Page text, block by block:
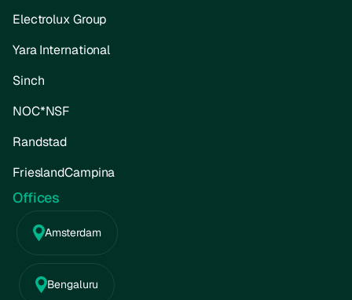
Electrolux Group
Yara International
Sinch
NOC*NSF
Randstad
FrieslandCampina
Offices
Amsterdam
Bengaluru